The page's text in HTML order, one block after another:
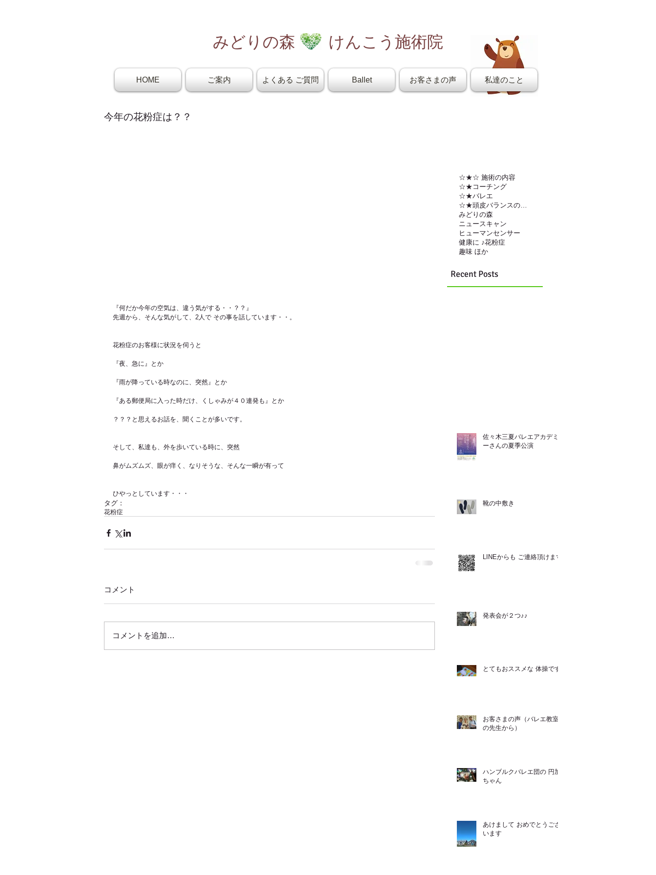
みどりの森 けんこう施術院
HOME ご案内 よくある ご質問 Ballet お客さまの声 私達のこと
今年の花粉症は？？
『何だか今年の空気は、違う気がする・・？？』
先週から、そんな気がして、2人で その事を話しています・・。
花粉症のお客様に状況を伺うと
『夜、急に』とか
『雨が降っている時なのに、突然』とか
『ある郵便局に入った時だけ、くしゃみが４０連発も』とか
？？？と思えるお話を、聞くことが多いです。
そして、私達も、外を歩いている時に、突然
鼻がムズムズ、眼が痒く、なりそうな、そんな一瞬が有って
ひやっとしています・・・
タグ：
花粉症
コメント
コメントを追加…
☆★☆ 施術の内容
☆★コーチング
☆★バレエ
みどりの森
ニュースキャン
ヒューマンセンサー
健康に ♪花粉症
趣味 ほか
Recent Posts
佐々木三夏バレエアカデミ
ーさんの夏季公演
靴の中敷き
LINEからも ご連絡頂けます
発表会が２つ♪♪
とてもおススメな 体操です
お客さまの声（バレエ教室
の先生から）
ハンブルクバレエ団の 円加
ちゃん
あけまして おめでとうござ
います